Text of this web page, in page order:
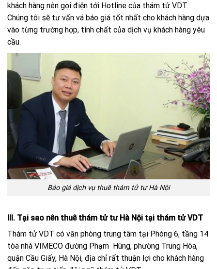
khách hàng nên gọi điện tới Hotline của thám tử VDT.
Chúng tôi sẽ tư vấn vá báo giá tốt nhất cho khách hàng dựa
vào từng trường hợp, tính chất của dịch vụ khách hàng yêu
cầu.
Báo giá dịch vụ thuê thám tử tư Hà Nội
III. Tại sao nên thuê thám tử tư Hà Nội tại thám tử VDT
Thám tử VDT có văn phòng trung tâm tại Phòng 6, tầng 14
tòa nhà VIMECO đường Phạm Hùng, phường Trung Hòa,
quận Cầu Giấy, Hà Nội, địa chỉ rất thuận lợi cho khách hàng